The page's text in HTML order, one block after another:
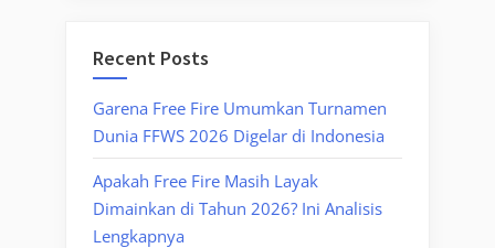
Recent Posts
Garena Free Fire Umumkan Turnamen
Dunia FFWS 2026 Digelar di Indonesia
Apakah Free Fire Masih Layak
Dimainkan di Tahun 2026? Ini Analisis
Lengkapnya